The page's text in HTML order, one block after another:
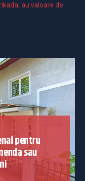
au valoare de
pentru
sau